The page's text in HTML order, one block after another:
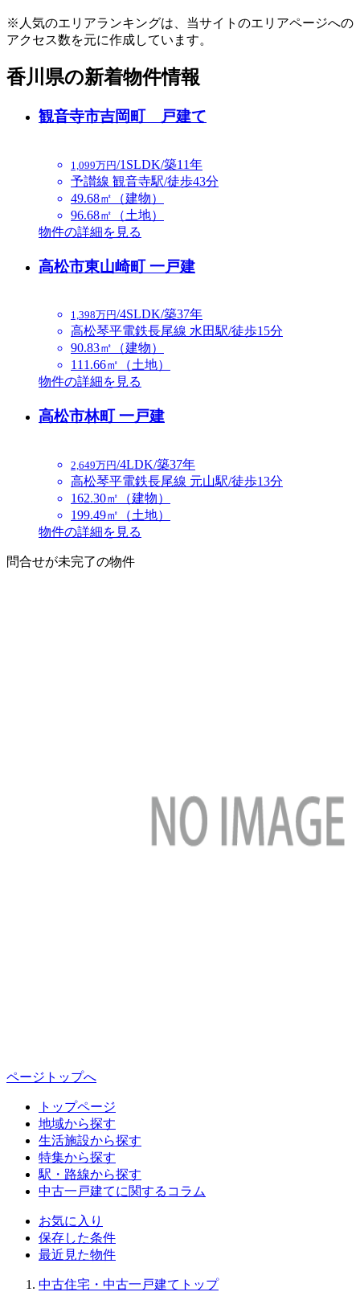
※人気のエリアランキングは、当サイトのエリアページへの
アクセス数を元に作成しています。
香川県の新着物件情報
観音寺市吉岡町 戸建て
1,099万円/1SLDK/築11年
予讃線 観音寺駅/徒歩43分
49.68㎡（建物）
96.68㎡（土地）
物件の詳細を見る
高松市東山崎町 一戸建
1,398万円/4SLDK/築37年
高松琴平電鉄長尾線 水田駅/徒歩15分
90.83㎡（建物）
111.66㎡（土地）
物件の詳細を見る
高松市林町 一戸建
2,649万円/4LDK/築37年
高松琴平電鉄長尾線 元山駅/徒歩13分
162.30㎡（建物）
199.49㎡（土地）
物件の詳細を見る
問合せが未完了の物件
ページトップへ
トップページ
地域から探す
生活施設から探す
特集から探す
駅・路線から探す
中古一戸建てに関するコラム
お気に入り
保存した条件
最近見た物件
中古住宅・中古一戸建てトップ